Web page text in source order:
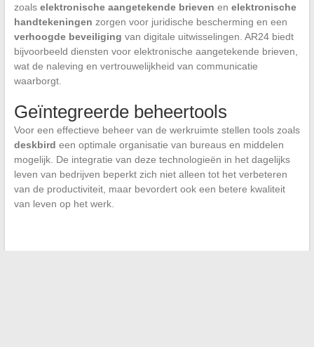
zoals elektronische aangetekende brieven en elektronische
handtekeningen zorgen voor juridische bescherming en een
verhoogde beveiliging van digitale uitwisselingen. AR24 biedt
bijvoorbeeld diensten voor elektronische aangetekende brieven,
wat de naleving en vertrouwelijkheid van communicatie
waarborgt.
Geïntegreerde beheertools
Voor een effectieve beheer van de werkruimte stellen tools zoals
deskbird een optimale organisatie van bureaus en middelen
mogelijk. De integratie van deze technologieën in het dagelijks
leven van bedrijven beperkt zich niet alleen tot het verbeteren
van de productiviteit, maar bevordert ook een betere kwaliteit
van leven op het werk.